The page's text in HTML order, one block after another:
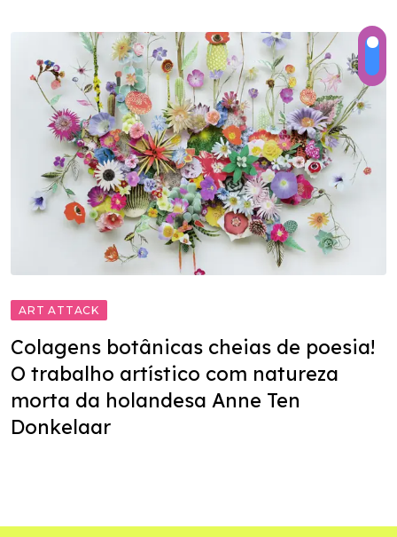
ART ATTACK
Colagens botânicas cheias de poesia!
O trabalho artístico com natureza
morta da holandesa Anne Ten
Donkelaar